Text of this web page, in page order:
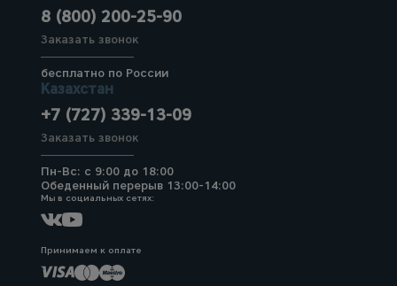
8 (800) 200-25-90
Заказать звонок
бесплатно по России
Казахстан
+7 (727) 339-13-09
Заказать звонок
Пн-Вс: с 9:00 до 18:00
Обеденный перерыв 13:00-14:00
Мы в социальных сетях:
Принимаем к оплате